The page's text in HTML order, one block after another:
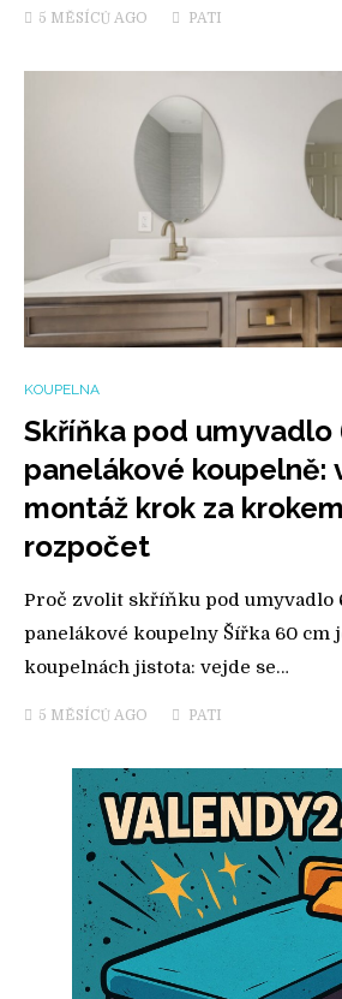
5 MĚSÍCŮ AGO PATI
KOUPELNA
Skříňka pod umyvadlo
panelákové koupelně:
montáž krok za
rozpočet
Proč zvolit skříňku pod umyvadlo
panelákové koupelny Šířka 60 cm
koupelnách jistota: vejde se…
5 MĚSÍCŮ AGO PATI